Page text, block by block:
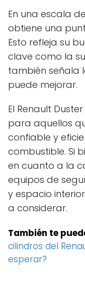
En una escala
obtiene una
Esto refleja su
clave como la
también señala
puede mejorar.
El Renault
para aquellos
confiable y
combustible. Si
en cuanto a la
equipos de
y espacio
a considerar.
También te
cilindros del
esperar?